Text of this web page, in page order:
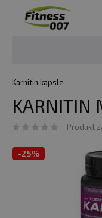
Karnitin kapsle
KARNITIN
Produkt
-25%